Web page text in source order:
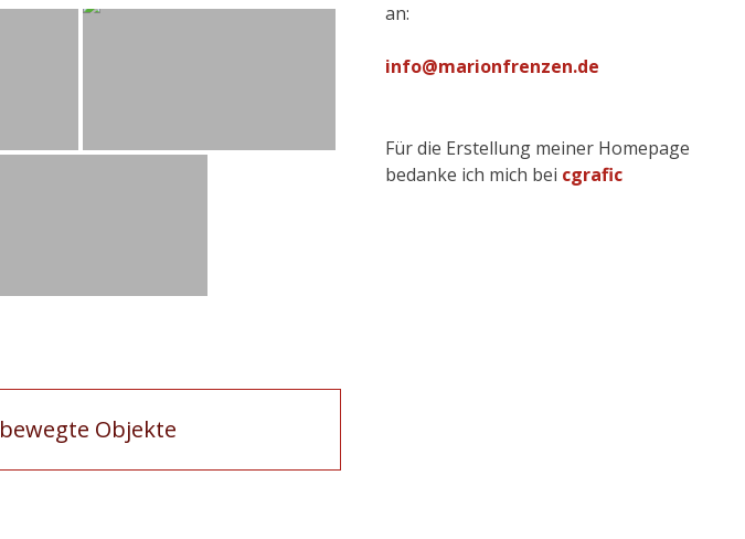
bewegte Objekte
an:
info@marionfrenzen.de
Für die Erstellung meiner Homepage
bedanke ich mich bei cgrafic